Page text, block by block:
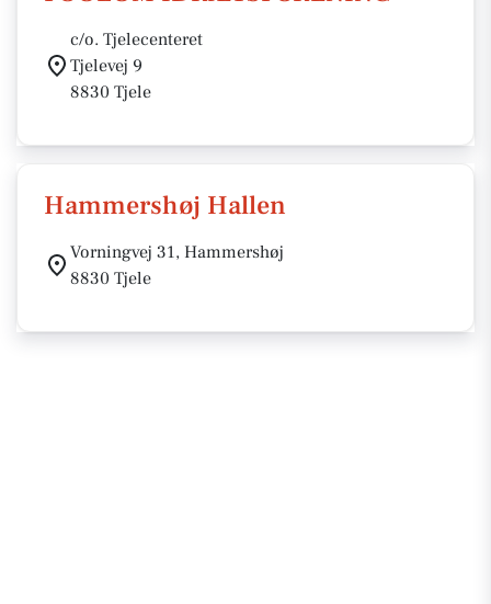
c/o. Tjelecenteret
Tjelevej 9
8830 Tjele
Hammershøj Hallen
Vorningvej 31, Hammershøj
8830 Tjele